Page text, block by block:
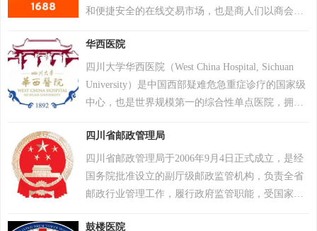
2024年2月26日，PCL 赛事官方宣布，《PUBG》
年12月，入选Steam2025年热门游戏榜单年度热门游
戏榜、年度畅销榜。
2017年起被美国政府禁用，2024年6月遭全面封禁后
景，2019年品牌升级后聚焦全球化战略，在中国等
重点市场保持合作，曾中标中央政府采购项目并获
2023年世界互联网大会科技奖。
和便捷安全的在线交易市场，也是商人们以商会
材料、工业品、服装服饰、家居百货、小商品等12
个行业大类，提供从原料--生产--加工--现货等一系
列的供应产品和服务
华西医院
四川大学华西医院（West China Hospital, Sichuan
University）是中国西部疑难危急重症诊疗的国家级
中心，也是世界规模第一的综合性单点医院，拥有
（CAP）检查认可的医学检验中心。
四川省邮政管理局
四川省邮政管理局于2006年9月4日正式成立，是经
国务院批准设立的副厅级邮政监管机构，负责全省
邮政行业管理工作，履行政府监管职能，受国家邮
鼓楼医院